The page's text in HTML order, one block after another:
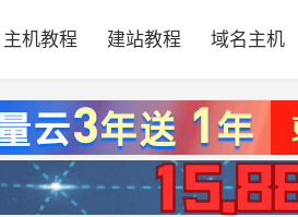
主机教程 建站教程 域名主机